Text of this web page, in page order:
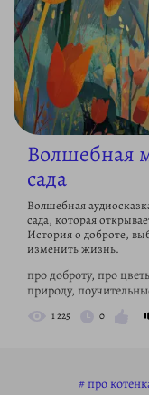
Волшебная
сада
Волшебная
сада, которая
История о доброте,
изменить жизнь.
про доброту, про
природу,
1 225 0
про